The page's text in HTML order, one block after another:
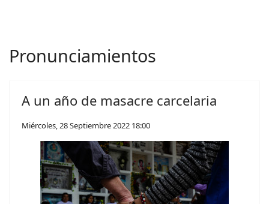
Pronunciamientos
A un año de masacre carcelaria
Miércoles, 28 Septiembre 2022 18:00